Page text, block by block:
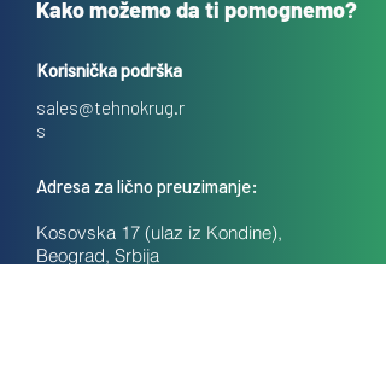
Kako možemo da ti pomognemo?
Korisnička podrška
sales@tehnokrug.r
s
Adresa za lično preuzimanje:
Kosovska 17 (ulaz iz Kondine),
Beograd, Srbija